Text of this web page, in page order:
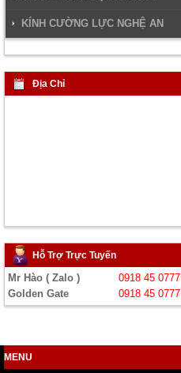
KÍNH CƯỜNG LỰC NGHỆ AN
Địa Chỉ
Hỗ Trợ Trực Tuyến
Mr Hào ( Zalo )
0918 45 0777
Golden Gate
0918 45 0777
MENU